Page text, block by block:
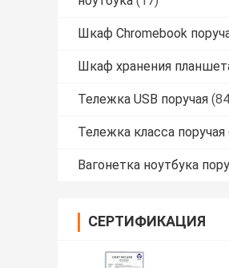
Шкаф Chromebook
Шкаф хранения
Тележка USB поручая
Тележка класса поручая
Вагонетка ноутбука
СЕРТИФИКАЦИЯ